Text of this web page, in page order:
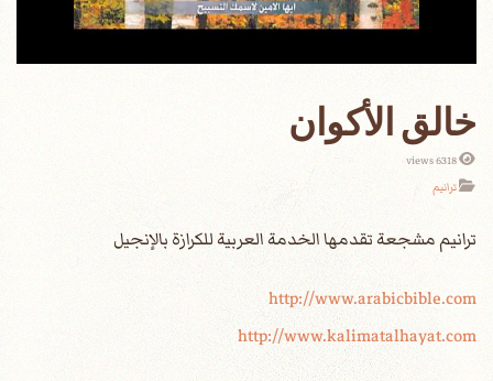
خالق الأكوان
6318 views
ترانيم
http://www.arabicbible.com
http://www.kalimatalhayat.com